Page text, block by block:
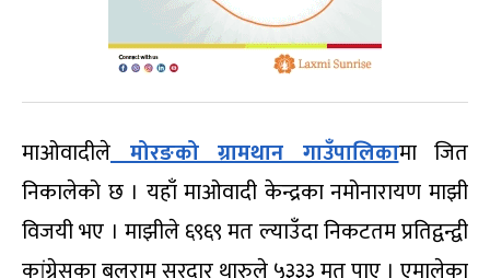
माओवादीलेमोरङको ग्रामथान गाउँपालिकामा जित
निकालेको छ । यहाँ माओवादी केन्द्रका नमोनारायण माझी
विजयी भए । माझीले ६९६९ मत ल्याउँदा निकटतम प्रतिद्वन्द्वी